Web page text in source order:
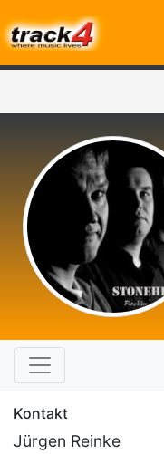
Kontakt
Jürgen Reinke